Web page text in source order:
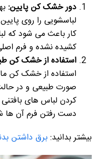
دور خشک کن پایین:
لباسشویی را روی
کار باعث می شود که
کشیده نشده و فرم
استفاده از خشک کن
استفاده از خشک کن
صورت طبیعی و در
کردن لباس های
دست رفتن فرم آن ها
بیشتر بدانید:برق داشتن